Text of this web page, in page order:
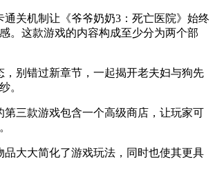
通关机制让《爷爷奶奶3：死亡医院》始终
。这款游戏的内容构成至少分为两个部
，别错过新章节，一起揭开老夫妇与狗先
。
第三款游戏包含一个高级商店，让玩家可
品大大简化了游戏玩法，同时也使其更具